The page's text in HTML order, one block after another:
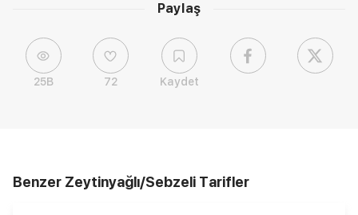
Paylaş
25B 72 Kaydet
Benzer Zeytinyağlı/Sebzeli Tarifler